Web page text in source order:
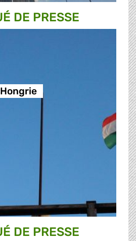
DE PRESSE
DE PRESSE